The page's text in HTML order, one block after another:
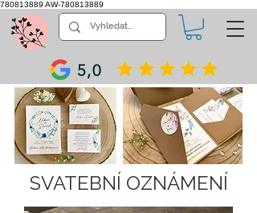
780813889 AW-780813889
5,0
SVATEBNÍ OZNÁMENÍ